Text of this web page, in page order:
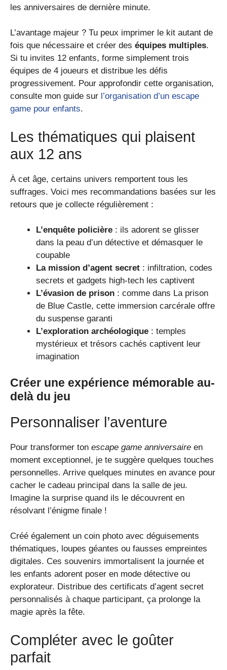
les anniversaires de dernière minute.
L’avantage majeur ? Tu peux imprimer le kit autant de
fois que nécessaire et créer des équipes multiples.
Si tu invites 12 enfants, forme simplement trois
équipes de 4 joueurs et distribue les défis
progressivement. Pour approfondir cette organisation,
consulte mon guide sur l’organisation d’un escape
game pour enfants.
Les thématiques qui plaisent
aux 12 ans
À cet âge, certains univers remportent tous les
suffrages. Voici mes recommandations basées sur les
retours que je collecte régulièrement :
L’enquête policière : ils adorent se glisser
dans la peau d’un détective et démasquer le
coupable
La mission d’agent secret : infiltration, codes
secrets et gadgets high-tech les captivent
L’évasion de prison : comme dans La prison
de Blue Castle, cette immersion carcérale offre
du suspense garanti
L’exploration archéologique : temples
mystérieux et trésors cachés captivent leur
imagination
Créer une expérience mémorable au-
delà du jeu
Personnaliser l’aventure
Pour transformer ton escape game anniversaire en
moment exceptionnel, je te suggère quelques touches
personnelles. Arrive quelques minutes en avance pour
cacher le cadeau principal dans la salle de jeu.
Imagine la surprise quand ils le découvrent en
résolvant l’énigme finale !
Créé également un coin photo avec déguisements
thématiques, loupes géantes ou fausses empreintes
digitales. Ces souvenirs immortalisent la journée et
les enfants adorent poser en mode détective ou
explorateur. Distribue des certificats d’agent secret
personnalisés à chaque participant, ça prolonge la
magie après la fête.
Compléter avec le goûter
parfait